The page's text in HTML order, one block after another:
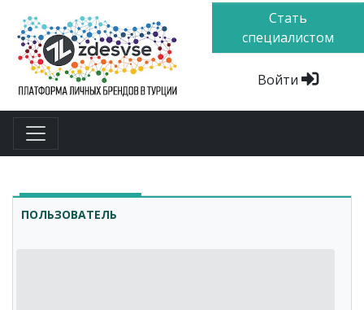
Стать
специалистом
Войти
ПОЛЬЗОВАТЕЛЬ